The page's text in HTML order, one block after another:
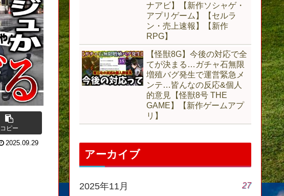
コピー
2025.09.29
ナアビ】【新作ソシャゲ・
アプリゲーム】【セルラ
ン・売上速報】【新作
RPG】
【怪獣8G】今後の対応で全
てが決まる…ガチャ石無限
増殖バグ発生で運営緊急メ
ンテ…皆んなの反応&個人
的意見【怪獣8号 THE
GAME】【新作ゲームアプ
リ】
アーカイブ
2025年11月 27